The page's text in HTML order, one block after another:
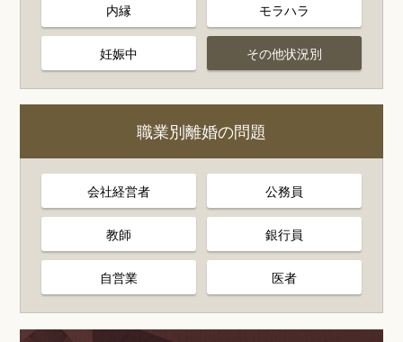
内縁 モラハラ
妊娠中 その他状況別
職業別離婚の問題
会社経営者 公務員
教師 銀行員
自営業 医者